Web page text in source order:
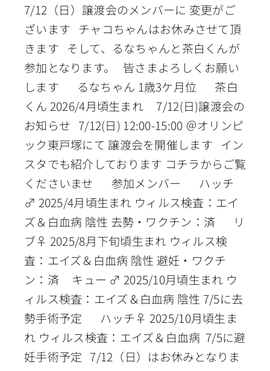
7/12（日）譲渡会のメンバーに 変更がご
ざいます チャコちゃんはお休みさせて頂
きます そして、るなちゃんと茶白くんが
参加となります。 皆さまよろしくお願い
します るなちゃん 1歳3ケ月位 茶白
くん 2026/4月頃生まれ 7/12(日)譲渡会の
お知らせ 7/12(日) 12:00-15:00 ＠オリンピ
ック東戸塚にて 譲渡会を開催します イン
スタでも紹介しております コチラからご覧
くださいませ 参加メンバー ハッチ
♂ 2025/4月頃生まれ ウィルス検査：エイ
ズ＆白血病 陰性 去勢・ワクチン：済 リ
ブ♀ 2025/8月下旬頃生まれ ウィルス検
査：エイズ＆白血病 陰性 避妊・ワクチ
ン：済 キュー ♂ 2025/10月頃生まれ ウ
ィルス検査：エイズ＆白血病 陰性 7/5に去
勢手術予定 ハッチ♀ 2025/10月頃生ま
れ ウィルス検査：エイズ＆白血病 7/5に避
妊手術予定 7/12（日）はお休みとなりま